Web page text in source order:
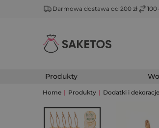
Darmowa dostawa od 200 zł
Produkty
Home | Produkty | Dodatki i dekoracje